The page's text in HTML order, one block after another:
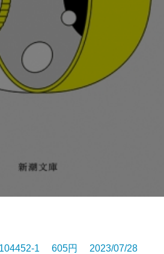
1 605円 2023/07/28